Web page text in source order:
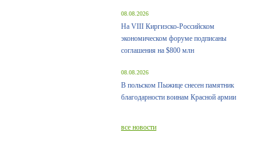
08.08.2026
На VIII Киргизско-Российском
экономическом форуме подписаны
соглашения на $800 млн
08.08.2026
В польском Пыжице снесен памятник
благодарности воинам Красной армии
все новости